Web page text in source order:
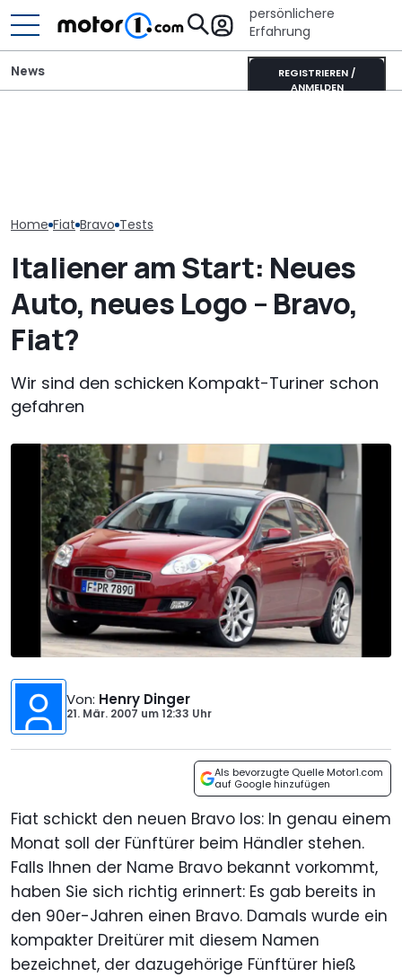
persönlichere
Erfahrung
REGISTRIEREN /
ANMELDEN
News
Home Fiat Bravo Tests
Italiener am Start: Neues
Auto, neues Logo – Bravo,
Fiat?
Wir sind den schicken Kompakt-Turiner schon
gefahren
Von: Henry Dinger
21. Mär. 2007 um12:33 Uhr
Als bevorzugte Quelle Motor1.com
auf Google hinzufügen
Fiat schickt den neuen Bravo los: In genau einem
Monat soll der Fünftürer beim Händler stehen.
Falls Ihnen der Name Bravo bekannt vorkommt,
haben Sie sich richtig erinnert: Es gab bereits in
den 90er-Jahren einen Bravo. Damals wurde ein
kompakter Dreitürer mit diesem Namen
bezeichnet, der dazugehörige Fünftürer hieß